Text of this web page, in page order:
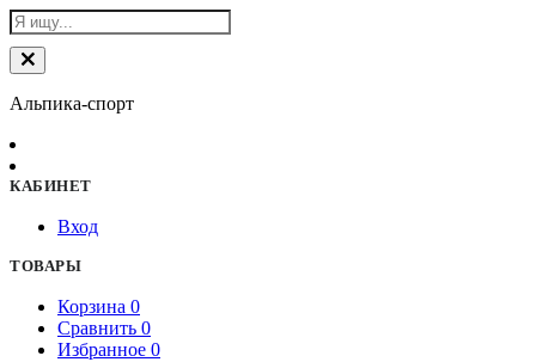
Альпика-спорт
КАБИНЕТ
Вход
ТОВАРЫ
Корзина 0
Сравнить 0
Избранное 0